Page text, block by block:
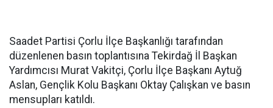
Saadet Partisi Çorlu İlçe Başkanlığı tarafından
düzenlenen basın toplantısına Tekirdağ İl Başkan
Yardımcısı Murat Vakitçi, Çorlu İlçe Başkanı Aytuğ
Aslan, Gençlik Kolu Başkanı Oktay Çalışkan ve basın
mensupları katıldı.